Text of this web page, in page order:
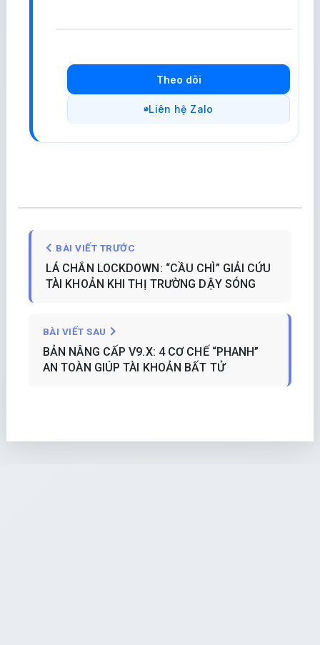
Theo dõi
Liên hệ Zalo
BÀI VIẾT TRƯỚC
LÁ CHẮN LOCKDOWN: “CẦU CHÌ” GIẢI CỨU
TÀI KHOẢN KHI THỊ TRƯỜNG DẬY SÓNG
BÀI VIẾT SAU
BẢN NÂNG CẤP V9.X: 4 CƠ CHẾ “PHANH”
AN TOÀN GIÚP TÀI KHOẢN BẤT TỬ